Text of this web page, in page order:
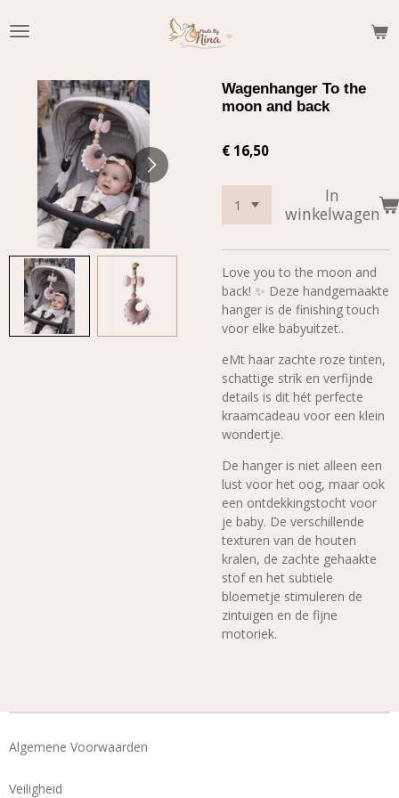
direct
hoofdinhoud
Wagenhanger To the
moon and back
€ 16,50
In
winkelwagen
Love you to the moon and
back! ✨ Deze handgemaakte
hanger is de finishing touch
voor elke babyuitzet..
eMt haar zachte roze tinten,
schattige strik en verfijnde
details is dit hét perfecte
kraamcadeau voor een klein
wondertje.
De hanger is niet alleen een
lust voor het oog, maar ook
een ontdekkingstocht voor
je baby. De verschillende
texturen van de houten
kralen, de zachte gehaakte
stof en het subtiele
bloemetje stimuleren de
zintuigen en de fijne
motoriek.
Algemene Voorwaarden
Veiligheid